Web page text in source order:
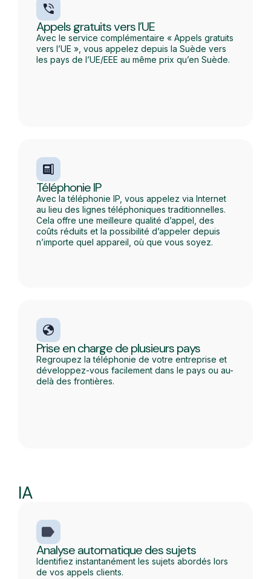
Appels gratuits vers l’UE
Avec le service complémentaire « Appels gratuits
vers l’UE », vous appelez depuis la Suède vers
les pays de l’UE/EEE au même prix qu’en Suède.
Téléphonie IP
Avec la téléphonie IP, vous appelez via Internet
au lieu des lignes téléphoniques traditionnelles.
Cela offre une meilleure qualité d’appel, des
coûts réduits et la possibilité d’appeler depuis
n’importe quel appareil, où que vous soyez.
Prise en charge de plusieurs pays
Regroupez la téléphonie de votre entreprise et
développez-vous facilement dans le pays ou au-
delà des frontières.
IA
Analyse automatique des sujets
Identifiez instantanément les sujets abordés lors
de vos appels clients.